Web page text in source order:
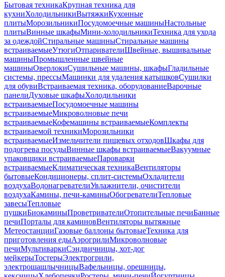
Бытовая техникаКрупная техника для
кухниХолодильникиВытяжкиКухонные
плитыМорозильникиПосудомоечные машиныНастольные
плитыВинные шкафыМини-холодильникиТехника для ухода
за одеждойСтиральные машиныСтиральные машины
встраиваемыеУтюгиОтпаривателиШвейные, вышивальные
машиныПромышленные швейные
машиныОверлокиСушильные машины, шкафыГладильные
системы, прессыМашинки для удаления катышковСушилки
для обувиВстраиваемая техника, оборудованиеВарочные
панелиДуховые шкафыХолодильники
встраиваемыеПосудомоечные машины
встраиваемыеМикроволновые печи
встраиваемыеКофемашины встраиваемыеКомплекты
встраиваемой техникиМорозильники
встраиваемыеИзмельчители пищевых отходовШкафы для
подогрева посудыВинные шкафы встраиваемыеВакуумные
упаковщики встраиваемыеПароварки
встраиваемыеКлиматическая техникаВентиляторы
бытовыеКондиционеры, сплит-системыОхладители
воздухаВодонагревателиУвлажнители, очистители
воздухаКамины, печи-каминыОбогревателиТепловые
завесыТепловые
пушкиБиокаминыПроветривателиОтопительные печиБанные
печиПорталы для каминовВентиляторы вытяжные
МетеостанцииГазовые баллоны бытовыеТехника для
приготовления едыАэрогрилиМикроволновые
печиМультиваркиСэндвичницы, хот-дог
мейкерыТостерыЭлектрогрили,
электрошашлычницыВафельницы, орешницы,